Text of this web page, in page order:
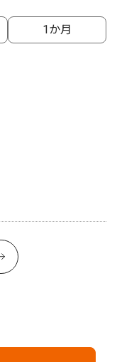
1か月